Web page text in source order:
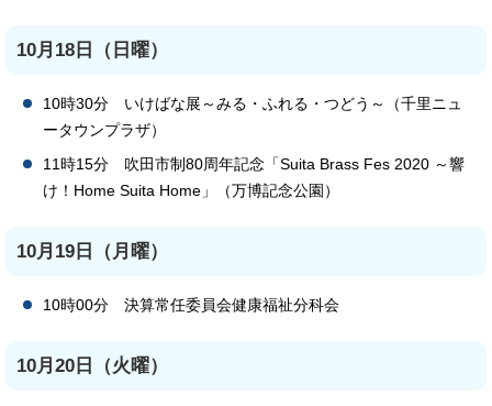
10月18日（日曜）
10時30分 いけばな展～みる・ふれる・つどう～（千里ニュ
ータウンプラザ）
11時15分 吹田市制80周年記念「Suita Brass Fes 2020 ～響
け！Home Suita Home」（万博記念公園）
10月19日（月曜）
10時00分 決算常任委員会健康福祉分科会
10月20日（火曜）